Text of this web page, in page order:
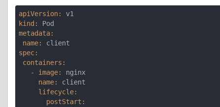
apiVersion:
kind:
metadata:
name:
spec:
containers:
   - image:
     name:
     lifecycle:
       postStart: